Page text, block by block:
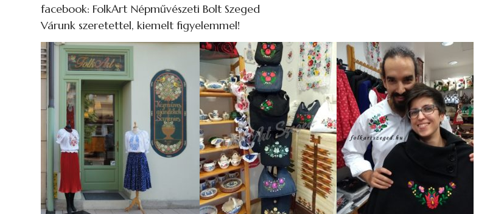
facebook: FolkArt Népművészeti Bolt Szeged
Várunk szeretettel, kiemelt figyelemmel!